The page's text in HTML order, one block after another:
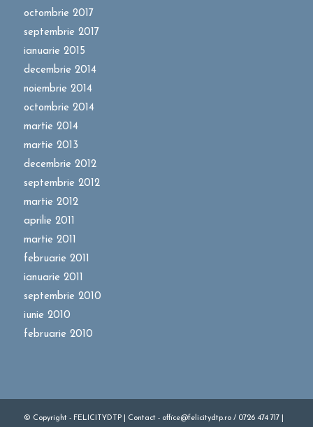
octombrie 2017
septembrie 2017
ianuarie 2015
decembrie 2014
noiembrie 2014
octombrie 2014
martie 2014
martie 2013
decembrie 2012
septembrie 2012
martie 2012
aprilie 2011
martie 2011
februarie 2011
ianuarie 2011
septembrie 2010
iunie 2010
februarie 2010
© Copyright - FELICITYDTP | Contact - office@felicitydtp.ro / 0726 474 717 |